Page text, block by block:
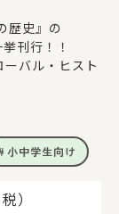
歴史』の
刊行！！
バル・ヒスト
つながり」を
ばんくわしい
小中学生向け
）